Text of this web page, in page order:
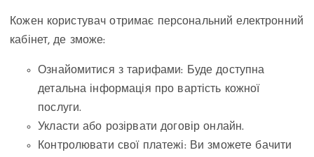
Кожен користувач отримає персональний електронний
кабінет, де зможе:
Ознайомитися з тарифами: Буде доступна
детальна інформація про вартість кожної
послуги.
Укласти або розірвати договір онлайн.
Контролювати свої платежі: Ви зможете бачити